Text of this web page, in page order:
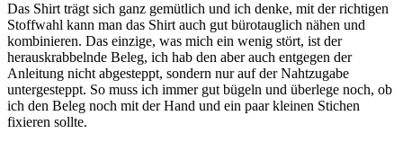
Das Shirt trägt sich ganz gemütlich und ich denke, mit der richtigen
Stoffwahl kann man das Shirt auch gut bürotauglich nähen und
kombinieren. Das einzige, was mich ein wenig stört, ist der
herauskrabbelnde Beleg, ich hab den aber auch entgegen der
Anleitung nicht abgesteppt, sondern nur auf der Nahtzugabe
untergesteppt. So muss ich immer gut bügeln und überlege noch, ob
ich den Beleg noch mit der Hand und ein paar kleinen Stichen
fixieren sollte.